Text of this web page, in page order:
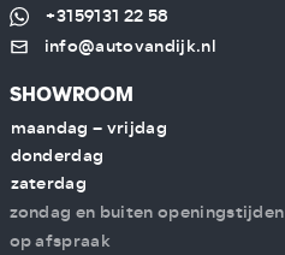
+3159131 22 58
info@autovandijk.nl
SHOWROOM
maandag – vrijdag
donderdag
zaterdag
zondag en buiten openingstijden
op afspraak